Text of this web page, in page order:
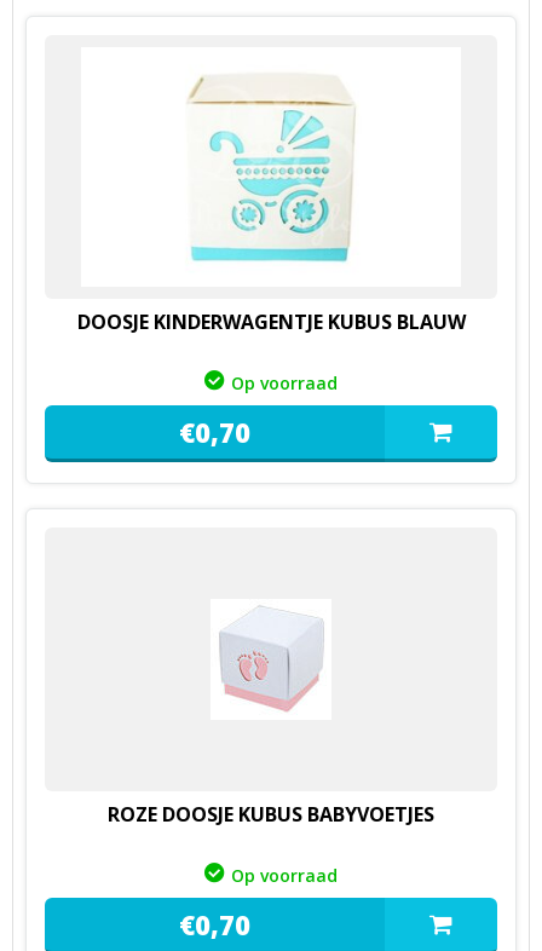
DOOSJE KINDERWAGENTJE KUBUS BLAUW
Op voorraad
€0,70
ROZE DOOSJE KUBUS BABYVOETJES
Op voorraad
€0,70